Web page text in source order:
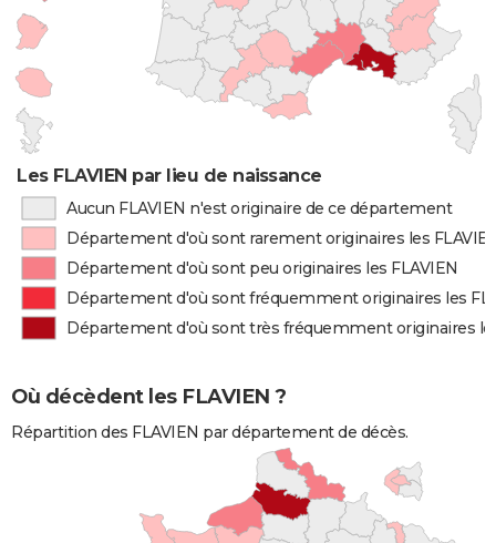
Les FLAVIEN par lieu de naissance
Aucun FLAVIEN n'est originaire de ce département
Département d'où sont rarement originaires les
Département d'où sont peu originaires les FLAVIEN
Département d'où sont fréquemment originaires les
Département d'où sont très fréquemment originaires
Où décèdent les FLAVIEN ?
Répartition des FLAVIEN par département de décès.